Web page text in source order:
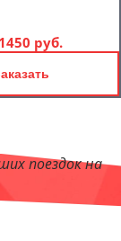
1450 руб.
поездок на